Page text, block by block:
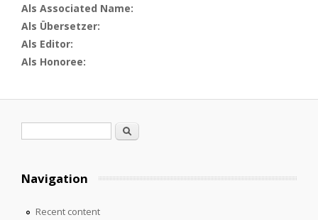
Als Associated Name:
Als Übersetzer:
Als Editor:
Als Honoree:
Search
Navigation
Recent content